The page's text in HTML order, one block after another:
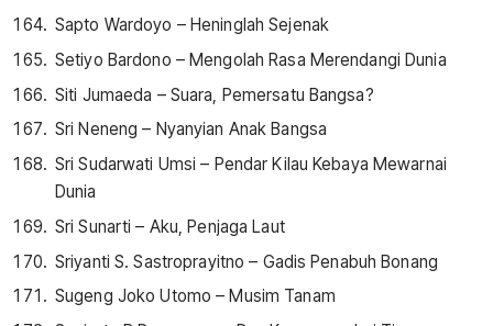
Sapto Wardoyo – Heninglah Sejenak
Setiyo Bardono – Mengolah Rasa Merendangi Dunia
Siti Jumaeda – Suara, Pemersatu Bangsa?
Sri Neneng – Nyanyian Anak Bangsa
Sri Sudarwati Umsi – Pendar Kilau Kebaya Mewarnai
Dunia
Sri Sunarti – Aku, Penjaga Laut
Sriyanti S. Sastroprayitno – Gadis Penabuh Bonang
Sugeng Joko Utomo – Musim Tanam